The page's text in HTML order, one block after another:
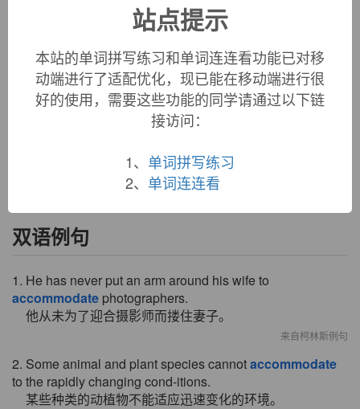
accommodate (v.)
1530s, from Latinaccomodatus"suitable," past participle of
accomodare"make fit, adapt, fit one thing to another," from
commodare"make fit," from
双语例句
1. He has never put an arm around his wife to
accommodate photographers.
他从未为了迎合摄影师而搂住妻子。
来自柯林斯例句
2. Some animal and plant species cannotaccommodate
to the rapidly changing cond-itions.
某些种类的动植物不能适应迅速变化的环境。
站点提示
本站的单词拼写练习和单词连连看功能已对移
动端进行了适配优化，现已能在移动端进行很
好的使用，需要这些功能的同学请通过以下链
接访问：
1、 单词拼写练习
2、 单词连连看